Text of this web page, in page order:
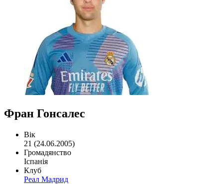
Фран Гонсалес
Вік
21 (24.06.2005)
Громадянство
Іспанія
Клуб
Реал Мадрид